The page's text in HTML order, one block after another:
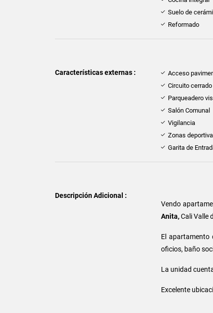
Suelo de
Reformado
Características externas : Acceso
Circuito
Parqueadero
Salón Comunal
Vigilancia
Zonas
Garita de
Descripción Adicional :
Vendo
Anita,Cali Valle
El apartamento
oficios, baño
La unidad
Excelente